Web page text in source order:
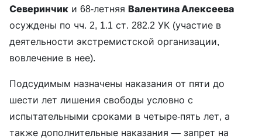
Северинчик и 68-летняя Валентина Алексеева
осуждены по чч. 2, 1.1 ст. 282.2 УК (участие в
деятельности экстремистской организации,
вовлечение в нее).
Подсудимым назначены наказания от пяти до
шести лет лишения свободы условно с
испытательными сроками в четыре-пять лет, а
также дополнительные наказания — запрет на